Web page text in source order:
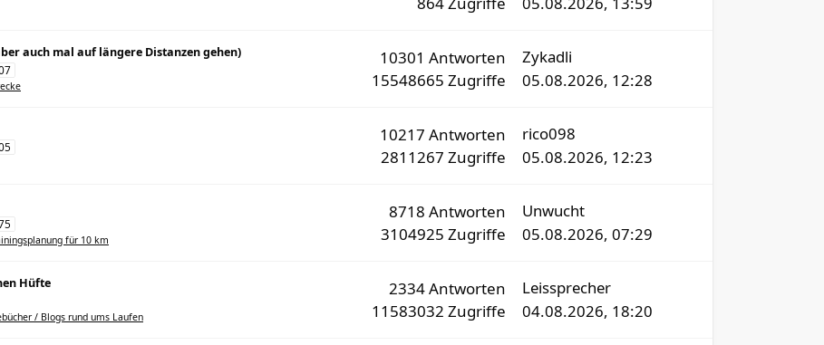
auch mal auf längere Distanzen gehen) 10301Antworten
15548665Zugriffe
Zykadli
05.08.2026, 12:28
10217Antworten
2811267Zugriffe
rico098
05.08.2026, 12:23
für 10 km
8718Antworten
3104925Zugriffe
Unwucht
05.08.2026, 07:29
Hüfte
/ Blogs rund ums Laufen
2334Antworten
11583032Zugriffe
Leissprecher
04.08.2026, 18:20